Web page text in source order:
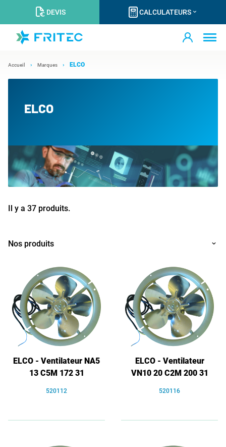
DEVIS CALCULATEURS
Accueil Marques ELCO
ELCO
Il y a 37 produits.
Nos produits
ELCO - Ventilateur NA5
13 C5M 172 31
520112
ELCO - Ventilateur
VN10 20 C2M 200 31
520116